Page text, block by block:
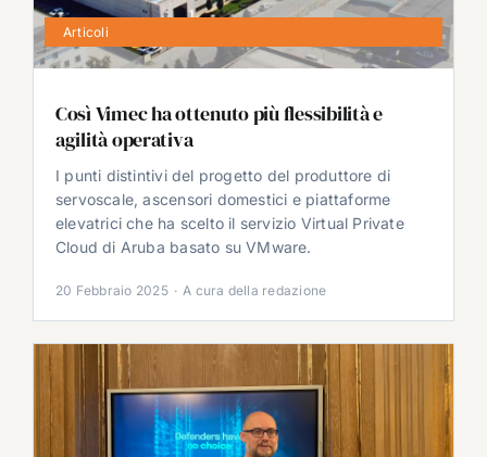
Articoli
Così Vimec ha ottenuto più flessibilità e
agilità operativa
I punti distintivi del progetto del produttore di
servoscale, ascensori domestici e piattaforme
elevatrici che ha scelto il servizio Virtual Private
Cloud di Aruba basato su VMware.
20 Febbraio 2025 · A cura della redazione